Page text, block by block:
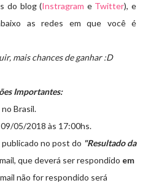
do blog (Instragram e Twitter), e
as redes em que você é
mais chances de ganhar :D
Importantes:
Brasil.
05/2018 às 17:00hs.
no post do "Resultado da
que deverá ser respondido em
não for respondido será